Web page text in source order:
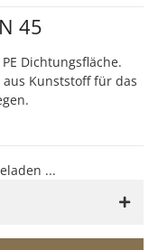
45
Dichtungsfläche.
Kunststoff für das
...